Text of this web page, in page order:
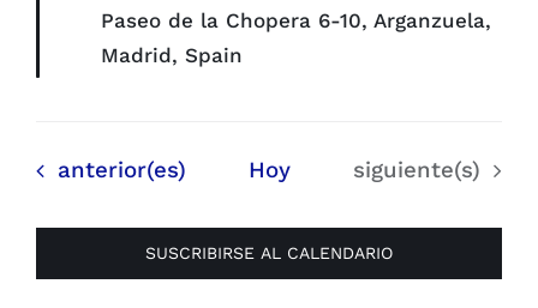
Paseo de la Chopera 6-10, Arganzuela,
Madrid, Spain
Eventos
anterior(es) Hoy Eventos
siguiente(s)
SUSCRIBIRSE AL CALENDARIO